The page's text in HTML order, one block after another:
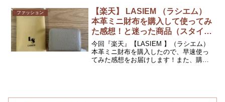
ファッション
【楽天】 LASIEM （ラシエム）
本革ミニ財布を購入して使ってみ
た感想！と迷った商品（スタイル
オンバッグ）との比較！
今回『楽天』【LASIEM 】（ラシエム）
本革ミニ財布を購入したので、早速使っ
てみた感想をお届けします！また、購入